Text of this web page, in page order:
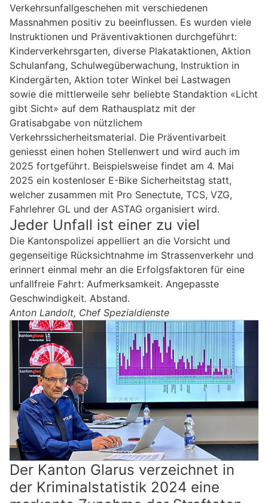
Verkehrsunfallgeschehen mit verschiedenen
Massnahmen positiv zu beeinflussen. Es wurden viele
Instruktionen und Präventivaktionen durchgeführt:
Kinderverkehrsgarten, diverse Plakataktionen, Aktion
Schulanfang, Schulwegüberwachung, Instruktion in
Kindergärten, Aktion toter Winkel bei Lastwagen
sowie die mittlerweile sehr beliebte Standaktion «Licht
gibt Sicht» auf dem Rathausplatz mit der
Gratisabgabe von nützlichem
Verkehrssicherheitsmaterial. Die Präventivarbeit
geniesst einen hohen Stellenwert und wird auch im
2025 fortgeführt. Beispielsweise findet am 4. Mai
2025 ein kostenloser E-Bike Sicherheitstag statt,
welcher zusammen mit Pro Senectute, TCS, VZG,
Fahrlehrer GL und der ASTAG organisiert wird.
Jeder Unfall ist einer zu viel
Die Kantonspolizei appelliert an die Vorsicht und
gegenseitige Rücksichtnahme im Strassenverkehr und
erinnert einmal mehr an die Erfolgsfaktoren für eine
unfallfreie Fahrt: Aufmerksamkeit. Angepasste
Geschwindigkeit. Abstand.
Anton Landolt, Chef Spezialdienste
Der Kanton Glarus verzeichnet in
der Kriminalstatistik 2024 eine